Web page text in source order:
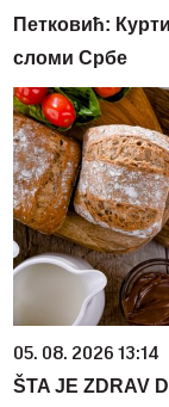
Петковић:
сломи Србе
05. 08. 2026 13:14
ŠTA JE ZDRAV